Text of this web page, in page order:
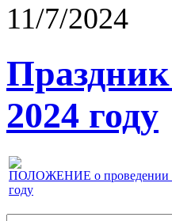
11/7/2024
Праздник
2024 году
ПОЛОЖЕНИЕ о проведении
году